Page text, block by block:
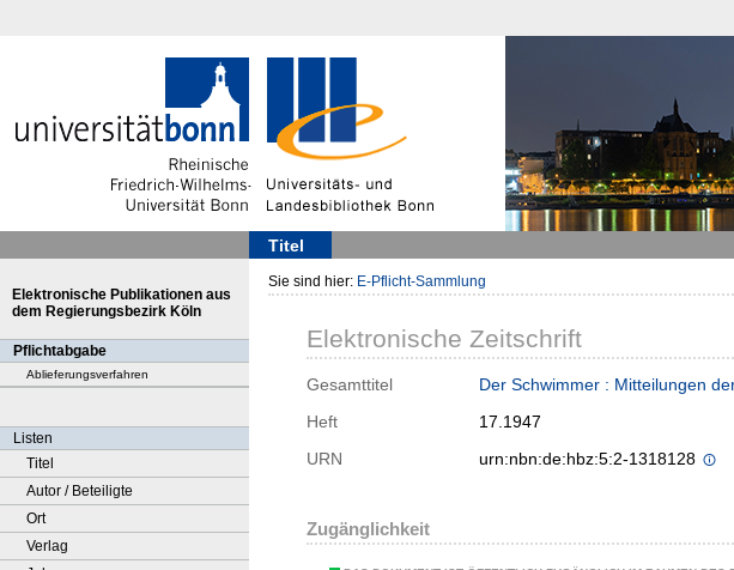
Titel
Elektronische Publikationen aus
dem Regierungsbezirk Köln
Pflichtabgabe
Ablieferungsverfahren
Listen
Titel
Autor / Beteiligte
Ort
Verlag
Sie sind hier: E-Pflicht-Sammlung
Elektronische Zeitschrift
Gesamttitel
Der Schwimmer : Mitteilungen
Heft
17.1947
URN
urn:nbn:de:hbz:5:2-1318128
Zugänglichkeit